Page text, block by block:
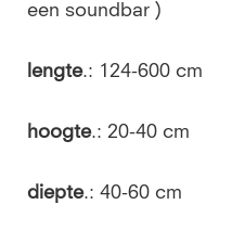
een soundbar )
lengte.: 124-600 cm
hoogte.: 20-40 cm
diepte.: 40-60 cm